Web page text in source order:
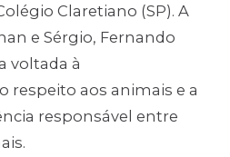
Claretiano (SP). A
e Sérgio, Fernando
voltada à
respeito aos animais e a
responsável entre